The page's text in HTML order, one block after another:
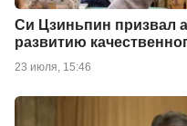
Си Цзиньпин призвал
развитию
23 июля, 15:46